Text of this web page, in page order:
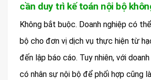
cần duy trì kế toán nội bộ
Không bắt buộc. Doanh nghiệp có
bộ cho đơn vị dịch vụ thực hiện từ
đến lập báo cáo. Tuy nhiên, với
có nhân sự nội bộ để phối hợp cũng